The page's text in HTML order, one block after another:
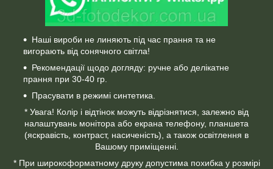
Наші вироби не линяють під час прання та не
вигорають від сонячного світла!
Рекомендації щодо догляду: ручне або делікатне
прання при 30-40 гр.
Прасувати в режимі синтетика.
* Увага! Колір і відтінок можуть відрізнятися, залежно від
налаштувань монітора або екрана телефону, планшета
(яскравість, контраст, насиченість), а також освітлення в
Вашому приміщенні.
* При широкоформатному друку допустима похибка у розмірі